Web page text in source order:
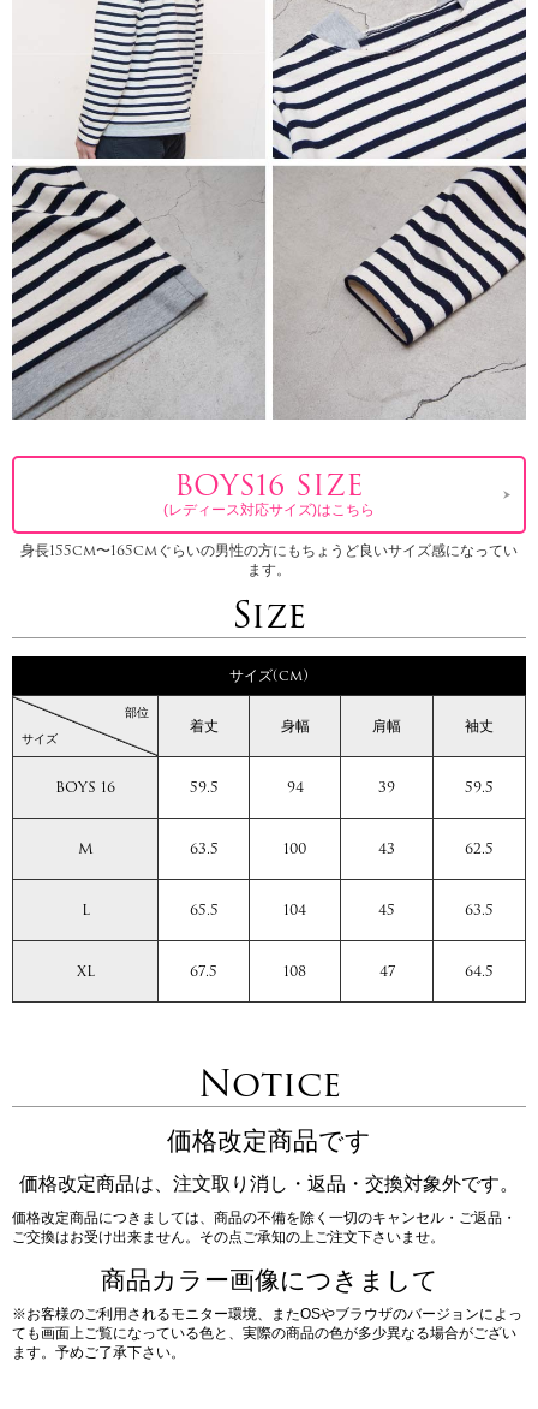
BOYS16 SIZE
(レディース対応サイズ)はこちら
身長155cm〜165cmぐらいの男性の方にもちょうど良いサイズ感になってい
ます。
Size
サイズ(cm)
サイズ
部位
着丈 身幅 肩幅 袖丈
BOYS 16 59.5 94 39 59.5
M 63.5 100 43 62.5
L 65.5 104 45 63.5
XL 67.5 108 47 64.5
Notice
価格改定商品です
価格改定商品は、注文取り消し・返品・交換対象外です。
価格改定商品につきましては、商品の不備を除く一切のキャンセル・ご返品・
ご交換はお受け出来ません。その点ご承知の上ご注文下さいませ。
商品カラー画像につきまして
※お客様のご利用されるモニター環境、またOSやブラウザのバージョンによっ
ても画面上ご覧になっている色と、実際の商品の色が多少異なる場合がござい
ます。予めご了承下さい。